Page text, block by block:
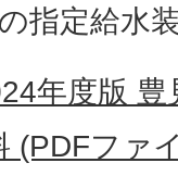
指定給水
年度版
(PDFファ